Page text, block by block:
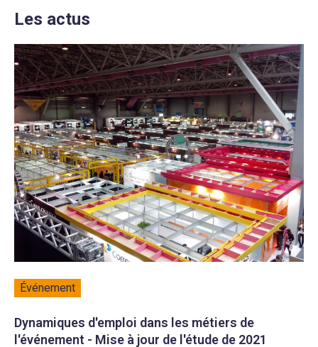
Les actus
Événement
Dynamiques d'emploi dans les métiers de
l'événement - Mise à jour de l'étude de 2021